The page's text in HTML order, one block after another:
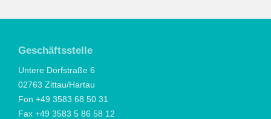
Geschäftsstelle
Untere Dorfstraße 6
02763 Zittau/Hartau
Fon +49 3583 68 50 31
Fax +49 3583 5 86 58 12